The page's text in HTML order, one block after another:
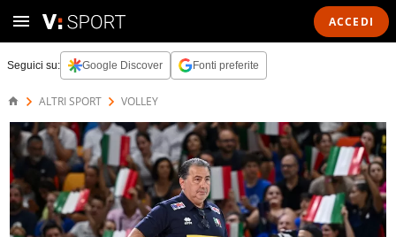
ACCEDI
Seguici su: Google Discover Fonti preferite
ALTRI SPORT VOLLEY